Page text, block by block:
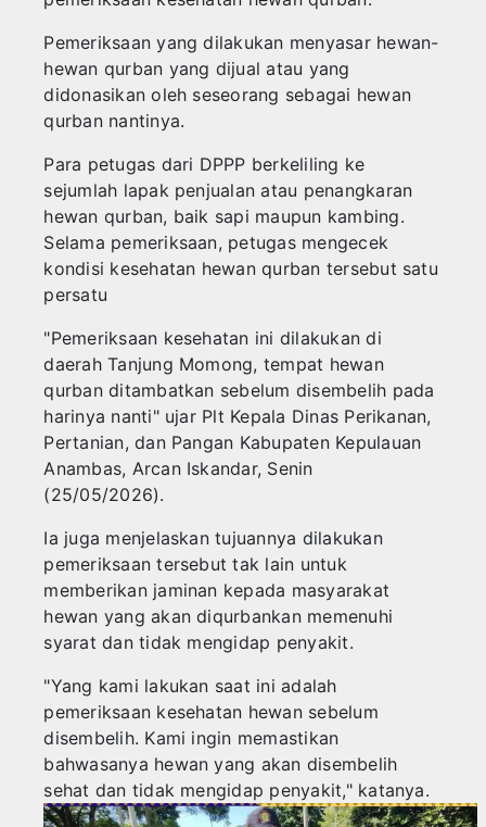
HOBI
KULINER
ENTERTEIMENT
TEKNOLOGI
SPORT
Hadiri Forum Konsultasi Publik, PWI
Pengurus PWI Kepri Hormati Pengunduran
‎Pemeriksaan yang dilakukan menyasar hewan-
hewan qurban yang dijual atau yang
didonasikan oleh seseorang sebagai hewan
qurban nantinya.
‎Para petugas dari DPPP berkeliling ke
sejumlah lapak penjualan atau penangkaran
hewan qurban, baik sapi maupun kambing.
Selama pemeriksaan, petugas mengecek
kondisi kesehatan hewan qurban tersebut satu
persatu
‎"Pemeriksaan kesehatan ini dilakukan di
daerah Tanjung Momong, tempat hewan
qurban ditambatkan sebelum disembelih pada
harinya nanti" ujar Plt Kepala Dinas Perikanan,
Pertanian, dan Pangan Kabupaten Kepulauan
Anambas, Arcan Iskandar, Senin
(25/05/2026).
‎Ia juga menjelaskan tujuannya dilakukan
pemeriksaan tersebut tak lain untuk
memberikan jaminan kepada masyarakat
hewan yang akan diqurbankan memenuhi
syarat dan tidak mengidap penyakit.
‎"Yang kami lakukan saat ini adalah
pemeriksaan kesehatan hewan sebelum
disembelih. Kami ingin memastikan
bahwasanya hewan yang akan disembelih
sehat dan tidak mengidap penyakit," katanya.